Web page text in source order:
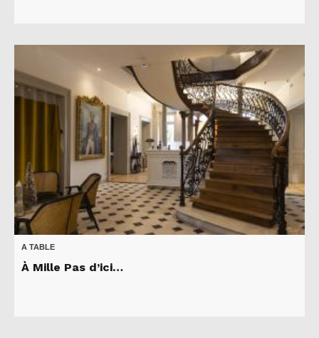
A TABLE
À Mille Pas d’ici…